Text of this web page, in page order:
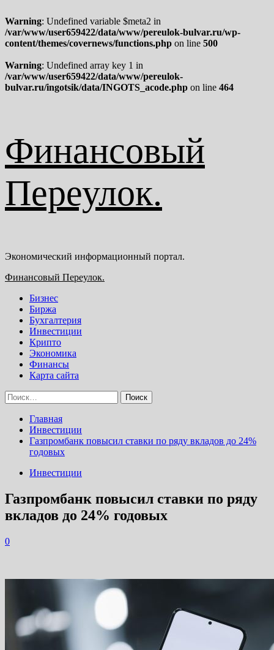
Warning: Undefined variable $meta2 in
/var/www/user659422/data/www/pereulok-bulvar.ru/wp-
content/themes/covernews/functions.php on line 500
Warning: Undefined array key 1 in
/var/www/user659422/data/www/pereulok-
bulvar.ru/ingotsik/data/INGOTS_acode.php on line 464
Финансовый
Переулок.
Экономический информационный портал.
Основное
Финансовый Переулок.
Бизнес
Биржа
Бухгалтерия
Инвестиции
Крипто
Экономика
Финансы
Карта сайта
Найти:
Главная
Инвестиции
Газпромбанк повысил ставки по ряду вкладов до 24%
годовых
Инвестиции
Газпромбанк повысил ставки по ряду
вкладов до 24% годовых
0